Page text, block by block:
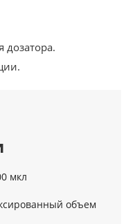
дозатора.
мкл
объем